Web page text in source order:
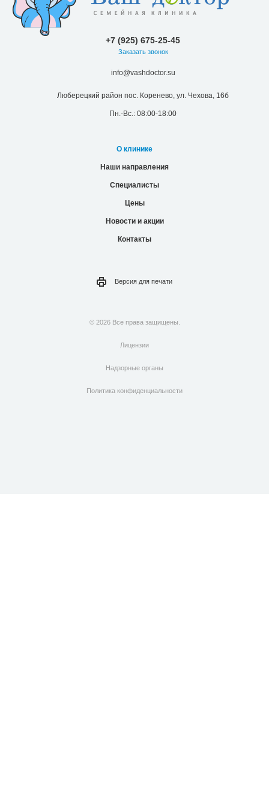
+7 (925) 675-25-45
Заказать звонок
info@vashdoctor.su
Люберецкий район пос. Коренево, ул. Чехова, 16б
Пн.-Вс.: 08:00-18:00
О клинике
Наши направления
Специалисты
Цены
Новости и акции
Контакты
Версия для печати
© 2026 Все права защищены.
Лицензии
Надзорные органы
Политика конфиденциальности